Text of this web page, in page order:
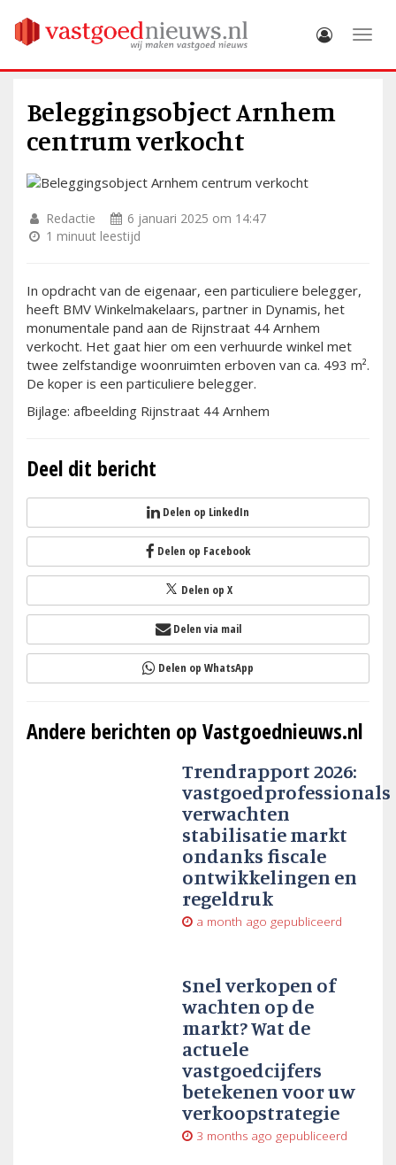
Beleggingsobject Arnhem
centrum verkocht
Redactie
6 januari 2025 om 14:47
1 minuut leestijd
In opdracht van de eigenaar, een particuliere belegger,
heeft BMV Winkelmakelaars, partner in Dynamis, het
monumentale pand aan de Rijnstraat 44 Arnhem
verkocht. Het gaat hier om een verhuurde winkel met
twee zelfstandige woonruimten erboven van ca. 493 m².
De koper is een particuliere belegger.
Bijlage: afbeelding Rijnstraat 44 Arnhem
Deel dit bericht
Delen op LinkedIn
Delen op Facebook
Delen op X
Delen via mail
Delen op WhatsApp
Andere berichten op Vastgoednieuws.nl
Trendrapport 2026:
vastgoedprofessionals
verwachten
stabilisatie markt
ondanks fiscale
ontwikkelingen en
regeldruk
a month ago gepubliceerd
Snel verkopen of
wachten op de
markt? Wat de
actuele
vastgoedcijfers
betekenen voor uw
verkoopstrategie
3 months ago gepubliceerd